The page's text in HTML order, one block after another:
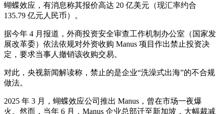
蝴蝶效应，有消息称其报价高达 20 亿美元（现汇率约合
135.79 亿元人民币）。
据今年 4 月报道，外商投资安全审查工作机制办公室（国家发
展改革委）依法依规对外资收购 Manus 项目作出禁止投资决
定，要求当事人撤销该收购交易。
对此，央视新闻解读称，禁止的是企业“洗澡式出海”的不合规
做法。
2025 年 3 月，蝴蝶效应公司推出 Manus，曾在市场一夜爆
火。然而，当年 6 月，Manus 企业总部迁至新加坡，大幅裁减